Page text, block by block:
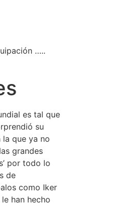
…..
es tal que
su
que ya no
grandes
por todo lo
de
como Iker
han hecho